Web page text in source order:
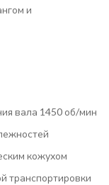
и
вала 1450 об/мин
кожухом
транспортировки